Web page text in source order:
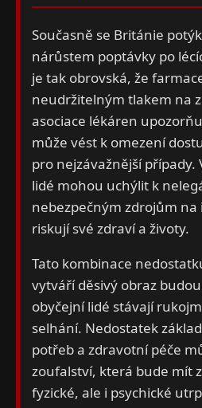
Současně se Británie
nárůstem poptávky po
je tak obrovská, že
neudržitelným tlakem na
asociace lékáren
může vést k omezení
pro nejzávažnější případy.
lidé mohou uchýlit k
nebezpečným zdrojům
riskují své zdraví a životy.
Tato kombinace
vytváří děsivý obraz
obyčejní lidé stávají
selhání. Nedostatek
potřeb a zdravotní péče
zoufalství, která bude mít
fyzické, ale i psychické